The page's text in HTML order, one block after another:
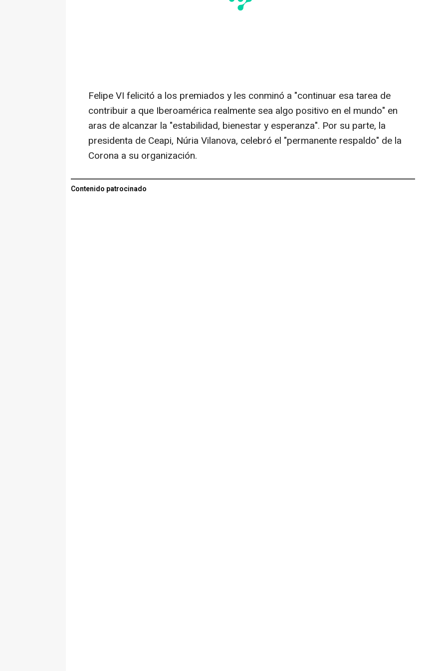
Felipe VI felicitó a los premiados y les conminó a "continuar esa tarea de
contribuir a que Iberoamérica realmente sea algo positivo en el mundo" en
aras de alcanzar la "estabilidad, bienestar y esperanza". Por su parte, la
presidenta de Ceapi, Núria Vilanova, celebró el "permanente respaldo" de la
Corona a su organización.
Contenido patrocinado